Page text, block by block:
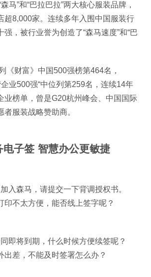
马”和“巴拉巴拉”两大核心服装品牌，
超8,000家。连续多年入围中国服装行
强，被行业誉为创造了“森马速度”和“巴
《财富》中国500强榜第464名，
业500强“中位列第259名，连续14年
业榜单，曾是G20杭州峰会、中国国际
服装战略赞助商。
电子签 智慧办公更敏捷
入森马，请提交一下背调授权书。
印不太方便，能否线上签字呢？
即将到期，什么时候方便续签呢？
出差，不能及时签署怎么办？